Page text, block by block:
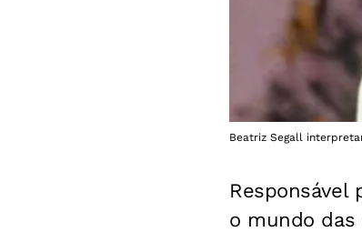
Beatriz Segall
Responsável
o mundo das